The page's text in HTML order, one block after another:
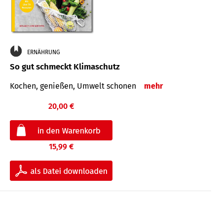
ERNÄHRUNG
So gut schmeckt Klimaschutz
Kochen, genießen, Umwelt schonen mehr
20,00 €
15,99 €